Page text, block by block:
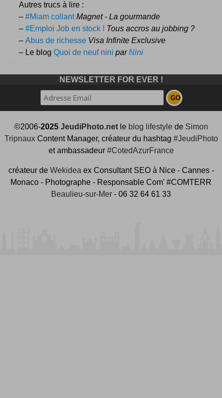
Autres trucs à lire :
– #Miam collant Magnet - La gourmande
– #Emploi Job en stock ! Tous accros au jobbing ?
– Abus de richesse Visa Infinite Exclusive
– Le blog Quoi de neuf nini parNini
NEWSLETTER FOR EVER !
©2006-2025 JeudiPhoto.netle blog lifestylede Simon
TripnauxContent Manager, créateur du hashtag #JeudiPhoto
et ambassadeur #CotedAzurFrance
créateur de Wekidea ex Consultant SEO à Nice - Cannes -
Monaco - Photographe - Responsable Com' #COMTERR
Beaulieu-sur-Mer - 06 32 64 61 33